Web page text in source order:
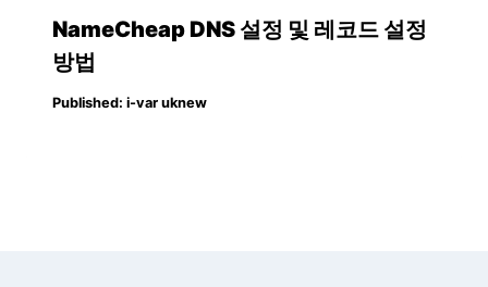
NameCheap DNS 설정 및 레코드 설정
방법
Published: i-var uknew